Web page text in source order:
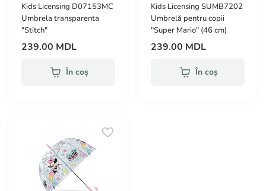
Kids Licensing D07153MC
Umbrela transparenta
"Stitch"
239.00 MDL
În coș
Kids Licensing SUMB7202
Umbrelă pentru copii
"Super Mario" (46 cm)
239.00 MDL
În coș